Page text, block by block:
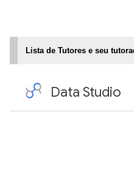
Lista de Tutores e seu